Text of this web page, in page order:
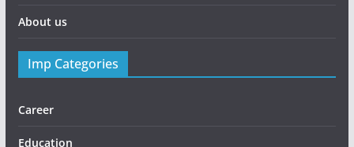
About us
Imp Categories
Career
Education